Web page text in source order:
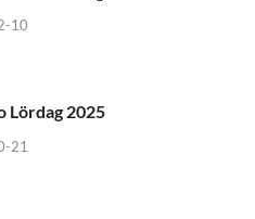
10
Lördag 2025
21